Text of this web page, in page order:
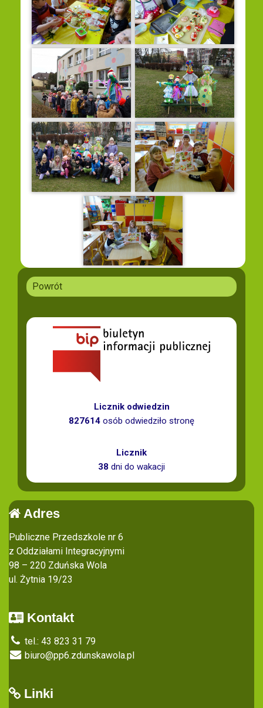
Powrót
Licznik odwiedzin
827614 osób odwiedziło stronę
Licznik
38 dni do wakacji
Adres
Publiczne Przedszkole nr 6
z Oddziałami Integracyjnymi
98 – 220 Zduńska Wola
ul. Żytnia 19/23
Kontakt
tel.: 43 823 31 79
biuro@pp6.zdunskawola.pl
Linki